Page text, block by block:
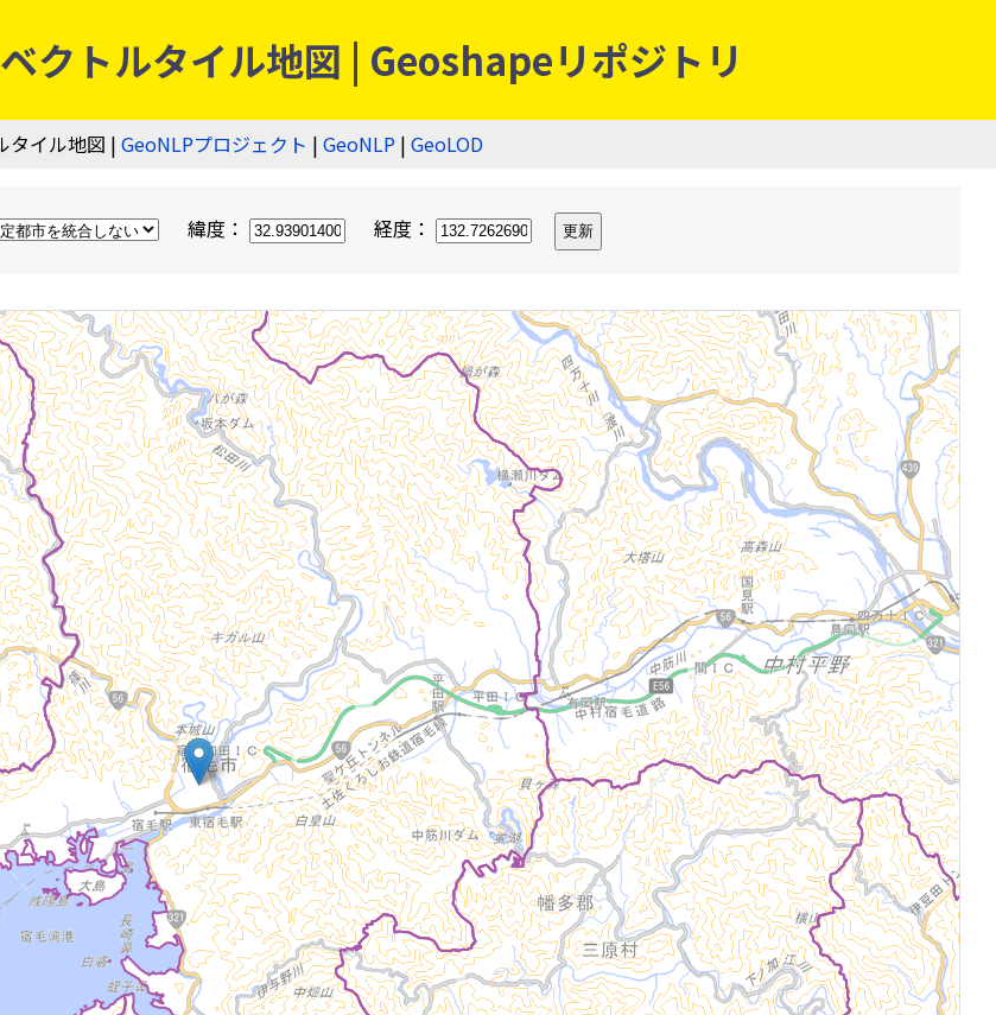
クトルタイル地図 | Geoshapeリポジトリ
タイル地図 | GeoNLPプロジェクト | GeoNLP | GeoLOD
緯度： 経度：